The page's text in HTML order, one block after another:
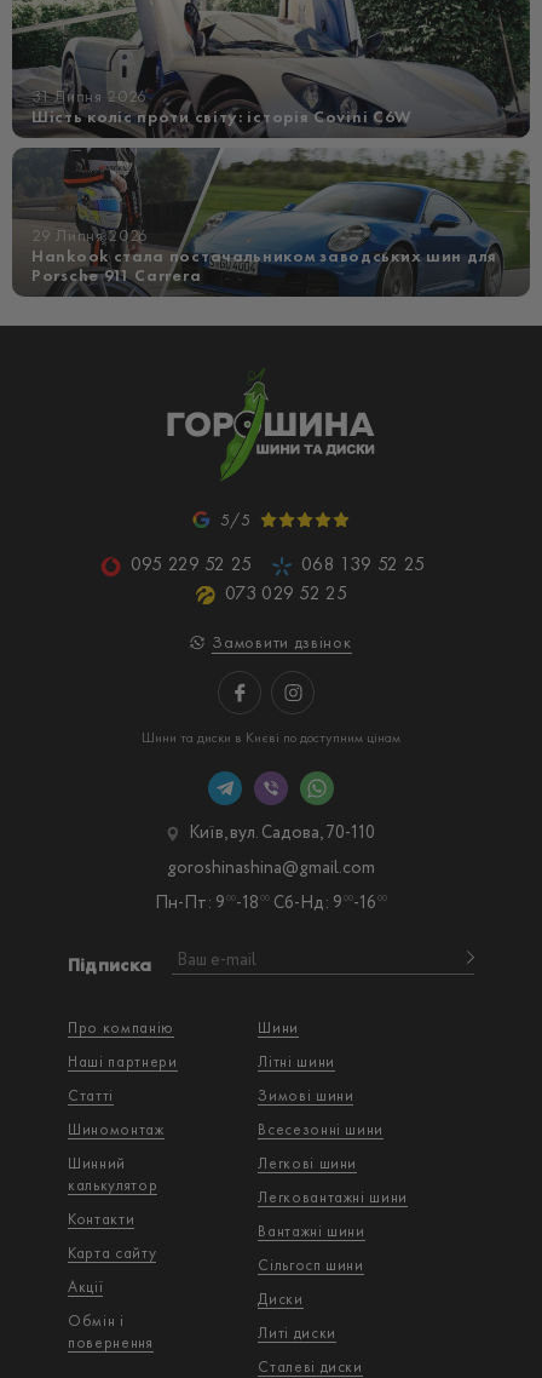
31 Липня 2026
Шість коліс проти світу: історія Covini C6W
29 Липня 2026
Hankook стала постачальником заводських шин для
Porsche 911 Carrera
5/5
095 229 52 25
068 139 52 25
073 029 52 25
Замовити дзвінок
Шини та диски в Києві по доступним цінам
Про компанію
Наші партнери
Статті
Шиномонтаж
Шинний
калькулятор
Контакти
Карта сайту
Акції
Обмін і
повернення
Шини
Літні шини
Зимові шини
Всесезонні шини
Легкові шини
Легковантажнi шини
Вантажнi шини
Сільгосп шини
Диски
Литі диски
Сталеві диски
Підписка
Київ, вул. Садова, 70-110
Пн-Пт: 9 00-18 00 Сб-Нд: 9 00-16 00
goroshinashina@gmail.com